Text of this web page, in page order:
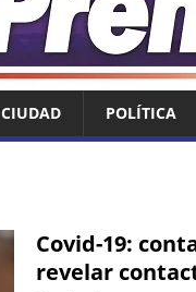
CIUDAD POLÍTICA
Covid-19:
revelar